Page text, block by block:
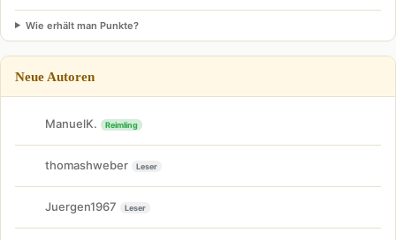
Wie erhält man Punkte?
Neue Autoren
ManuelK. Reimling
thomashweber Leser
Juergen1967 Leser